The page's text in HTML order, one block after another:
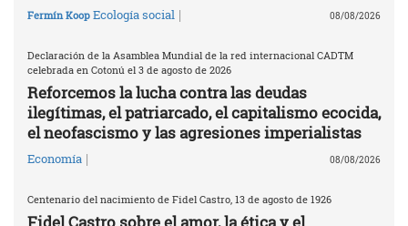
Fermín Koop Ecología social | 08/08/2026
Declaración de la Asamblea Mundial de la red internacional CADTM
celebrada en Cotonú el 3 de agosto de 2026
Reforcemos la lucha contra las deudas
ilegítimas, el patriarcado, el capitalismo ecocida,
el neofascismo y las agresiones imperialistas
Economía | 08/08/2026
Centenario del nacimiento de Fidel Castro, 13 de agosto de 1926
Fidel Castro sobre el amor, la ética y el